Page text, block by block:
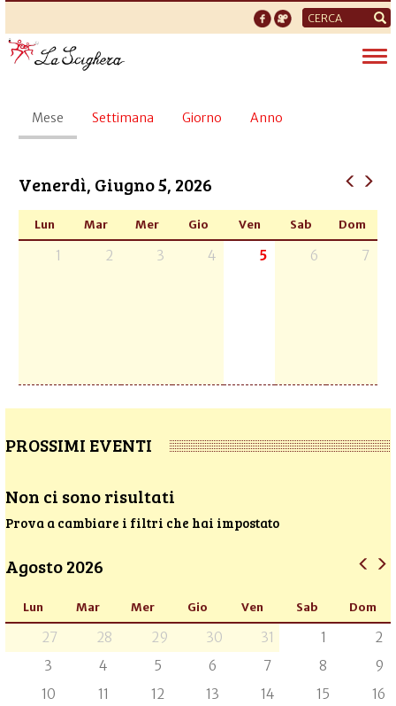
Form
di
ricerca
Schede
primarie
Mese (scheda
attiva)
Settimana Giorno Anno
Venerdì, Giugno 5, 2026
Lun Mar Mer Gio Ven Sab Dom
1 2 3 4 5 6 7
PROSSIMI EVENTI
Non ci sono risultati
Prova a cambiare i filtri che hai impostato
Agosto 2026
Lun Mar Mer Gio Ven Sab Dom
27 28 29 30 31 1
2
3
4 5 6 7 8
9
10
11 12 13 14 15
16